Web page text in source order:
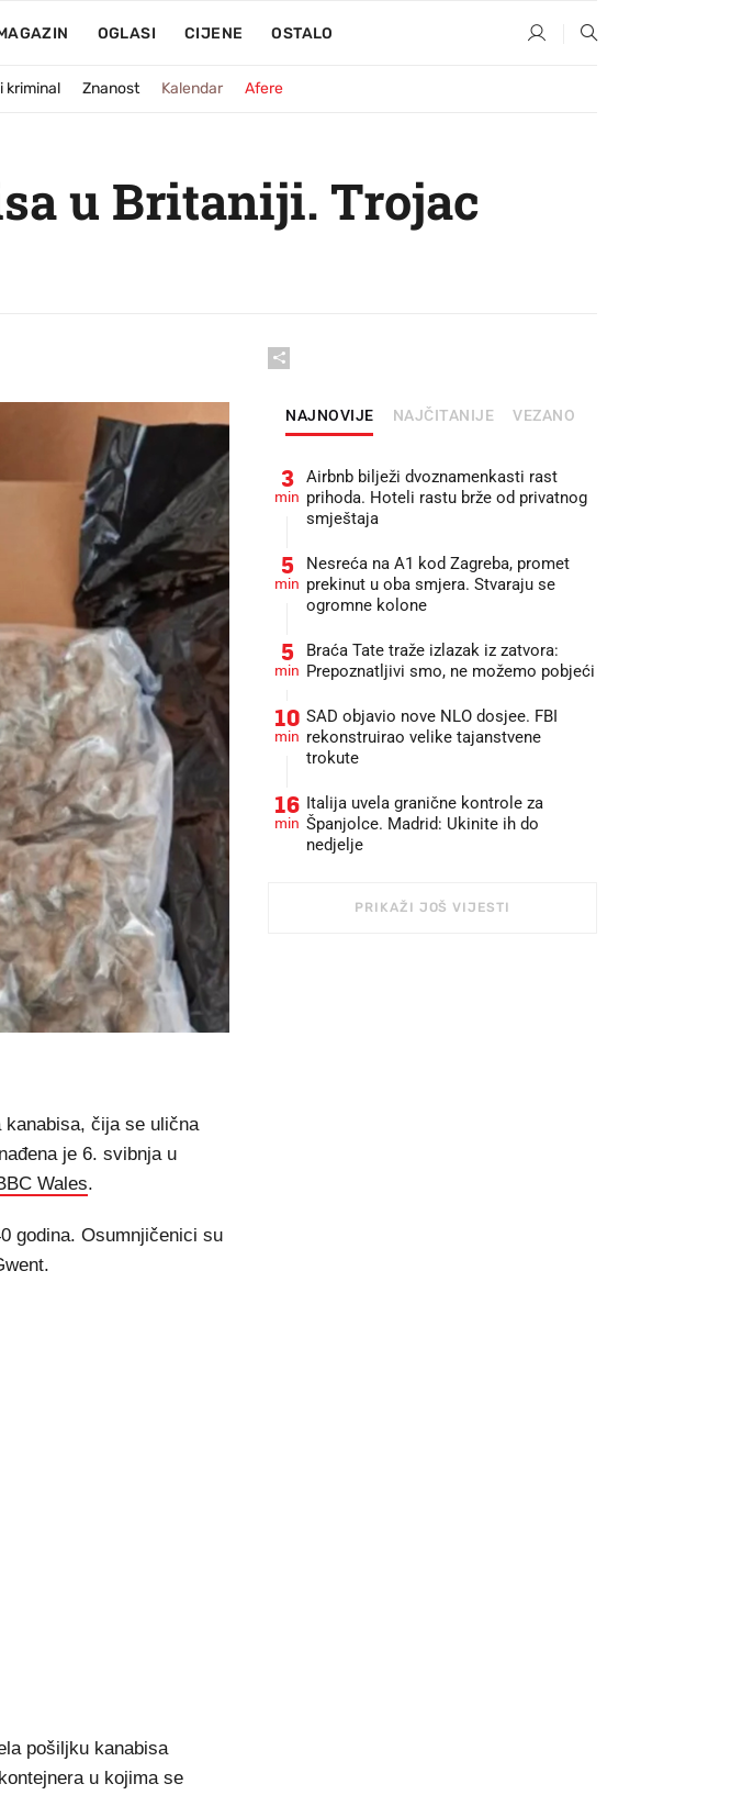
OGLASI CIJENE OSTALO
kriminal Znanost Kalendar Afere
u Britaniji. Trojac
kanabisa, čija se ulična
je 6. svibnja u
Wales.
godina. Osumnjičenici su
pošiljku kanabisa
u kojima se
NAJNOVIJE NAJČITANIJE VEZANO
3
min
Airbnb bilježi dvoznamenkasti rast
prihoda. Hoteli rastu brže od privatnog
smještaja
5
min
Nesreća na A1 kod Zagreba, promet
prekinut u oba smjera. Stvaraju se
ogromne kolone
5
min
Braća Tate traže izlazak iz zatvora:
Prepoznatljivi smo, ne možemo pobjeći
10
min
SAD objavio nove NLO dosjee. FBI
rekonstruirao velike tajanstvene
trokute
16
min
Italija uvela granične kontrole za
Španjolce. Madrid: Ukinite ih do
nedjelje
PRIKAŽI JOŠ VIJESTI